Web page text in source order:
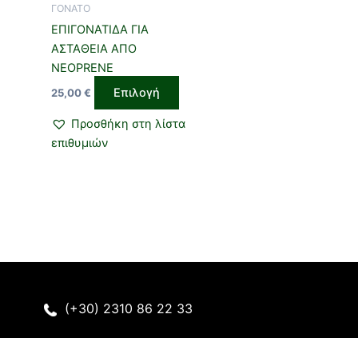
ΓΟΝΑΤΟ
ΕΠΙΓΟΝΑΤΙΔΑ ΓΙΑ
ΑΣΤΑΘΕΙΑ ΑΠΟ
NEOPRENE
25,00€ Επιλογή
στη
του
προϊόντος
Προσθήκη στη λίστα
επιθυμιών
(+30) 2310 86 22 33